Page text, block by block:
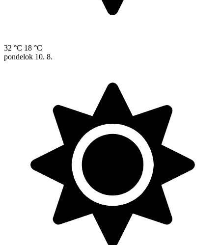
32 °C 18 °C
pondelok 10. 8.